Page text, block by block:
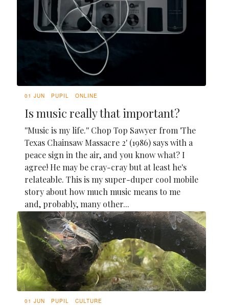
01 JUN PUPIL ONLINE
Is music really that important?
''Music is my life.'' Chop Top Sawyer from 'The
Texas Chainsaw Massacre 2' (1986) says with a
peace sign in the air, and you know what? I
agree! He may be cray-cray but at least he's
relateable. This is my super-duper cool mobile
story about how much music means to me
and, probably, many other...
01 JUN PUPIL CULTURE